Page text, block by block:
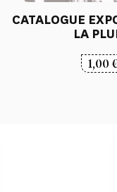
CATALOGUE
LA
1,00